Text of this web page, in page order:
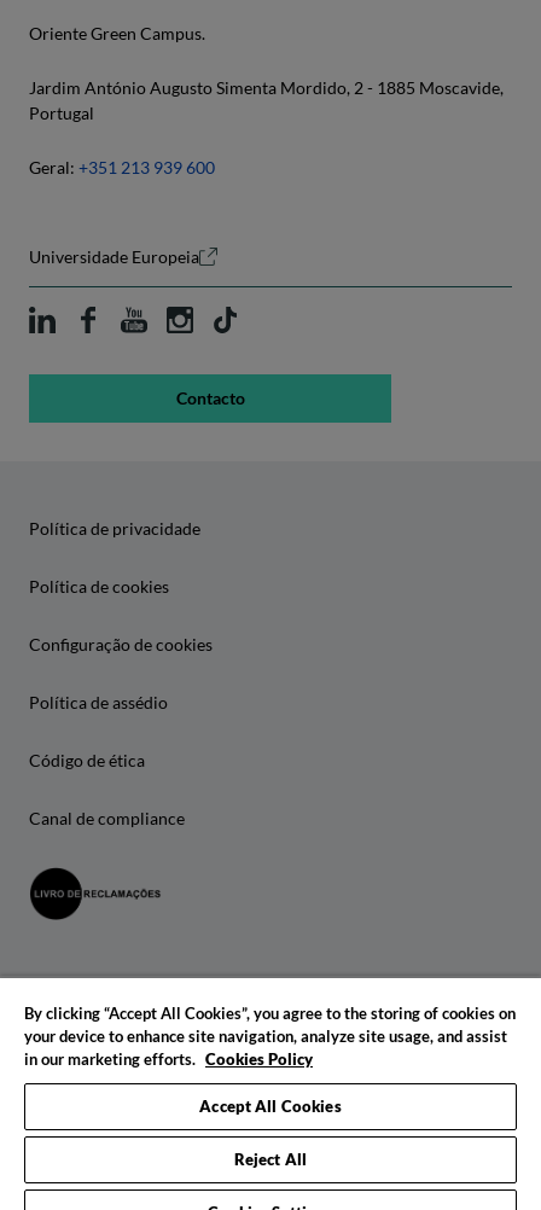
Oriente Green Campus.
Jardim António Augusto Simenta Mordido, 2 - 1885 Moscavide,
Portugal
Geral: +351 213 939 600
Universidade Europeia
Contacto
Política de privacidade
Política de cookies
Configuração de cookies
Política de assédio
Código de ética
Canal de compliance
© 2026 IADE. Todos os direitos reservados.
By clicking “Accept All Cookies”, you agree to the storing of cookies on
your device to enhance site navigation, analyze site usage, and assist
in our marketing efforts. Cookies Policy
Accept All Cookies
Reject All